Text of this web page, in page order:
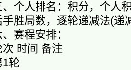
人排名：积分，个人积
手胜局数，逐轮递减法(递
程安排：
时间 备注
轮